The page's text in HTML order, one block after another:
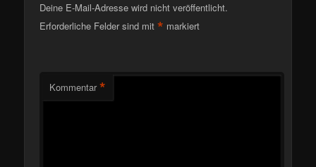
Deine E-Mail-Adresse wird nicht veröffentlicht.
Erforderliche Felder sind mit* markiert
Kommentar *